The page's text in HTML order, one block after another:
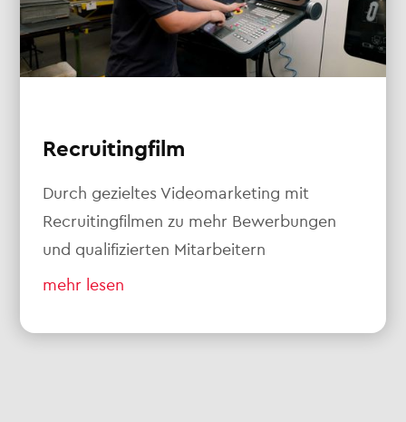
Recruitingfilm
Durch gezieltes Videomarketing mit
Recruitingfilmen zu mehr Bewerbungen
und qualifizierten Mitarbeitern
mehr lesen